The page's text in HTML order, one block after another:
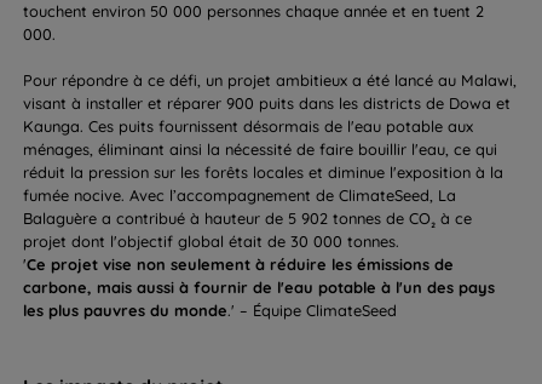
touchent environ 50 000 personnes chaque année et en tuent 2
000.
Pour répondre à ce défi, un projet ambitieux a été lancé au Malawi,
visant à installer et réparer 900 puits dans les districts de Dowa et
Kaunga. Ces puits fournissent désormais de l'eau potable aux
ménages, éliminant ainsi la nécessité de faire bouillir l'eau, ce qui
réduit la pression sur les forêts locales et diminue l'exposition à la
fumée nocive. Avec l’accompagnement de ClimateSeed, La
Balaguère a contribué à hauteur de 5 902 tonnes de CO₂ à ce
projet dont l'objectif global était de 30 000 tonnes.
'Ce projet vise non seulement à réduire les émissions de
carbone, mais aussi à fournir de l'eau potable à l'un des pays
les plus pauvres du monde.' – Équipe ClimateSeed